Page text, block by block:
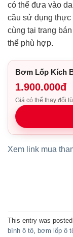
có thể đưa vào
cầu sử dụng thực
cùng tại trang
thể phù hợp.
Bơm Lốp Kích
1.900.000đ
Giá có thể thay đổi
Xem link mua
This entry was
bình ô tô bơm lốp ô